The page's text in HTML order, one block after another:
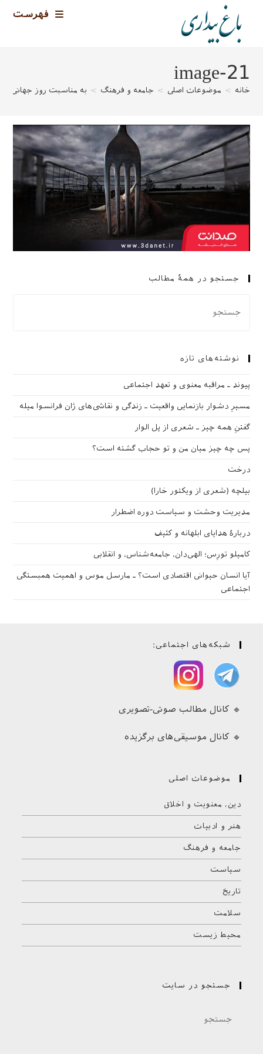
فهرست
image-21
خانه > موضوعات اصلی > جامعه و فرهنگ > به مناسبت روز جهانی
جستجو در همهٔ مطالب
نوشته‌های تازه
پیوند ـ مراقبه‌ معنوی و تعهد اجتماعی
مسیرِ دشوار بازنمایی واقعیت ـ زندگی و نقاشی‌های ژان فرانسوا میله
گفتنِ همه چیز ـ شعری از پل الوار
پس چه چیز میان من و تو حجاب گشته است؟
درخت
بیلچه (شعری از ویکتور خارا)
مدیریت وحشت و سیاست دوره اضطرار
دربارهٔ هدایای ابلهانه و کثیف
کامیلو تورِس؛ الهی‌دان، جامعه‌شناس، و انقلابی
آیا انسان حیوانی اقتصادی است؟ ـ مارسل موس و اهمیت همبستگی
اجتماعی
شبکه‌های اجتماعی:
🔹 کانال مطالب صوتی-تصویری
🔹 کانال موسیقی‌های برگزیده
موضوعات اصلی
دین، معنویت و اخلاق
هنر و ادبیات
جامعه و فرهنگ
سیاست
تاریخ
سلامت
محیط زیست
جستجو در سایت